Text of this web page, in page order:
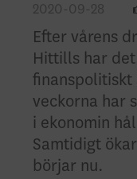
2020-09-28
Efter vårens
Hittills har
finanspolitiskt
veckorna har
i ekonomin
Samtidigt
börjar nu.